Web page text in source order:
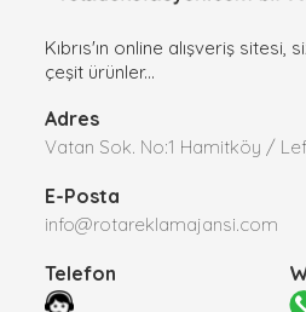
Kıbrıs'ın online alışveriş
çeşit ürünler...
Adres
Vatan Sok. No:1 Hamitköy /
E-Posta
info@rotareklamajansi.com
Telefon